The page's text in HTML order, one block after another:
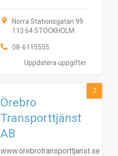
Uppdatera uppgifter
Norra Stationsgatan 99
113 64 STOCKHOLM
08-6115555
Örebro
Transporttjänst
AB
www.orebrotransporttjanst.se
7